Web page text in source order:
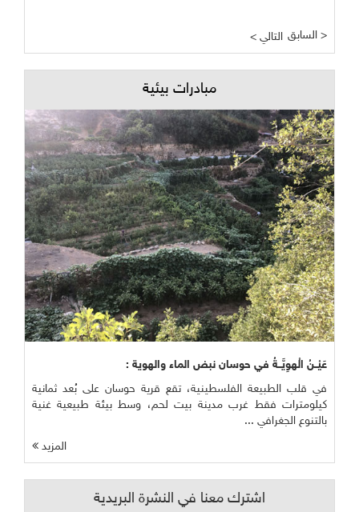
< التالي السابق >
مبادرات بيئية
عَيْــنُ الْهوِيَّــةُ في حوسان نبض الماء والهوية :
في قلب الطبيعة الفلسطينية، تقع قرية حوسان على بُعد ثمانية
كيلومترات فقط غرب مدينة بيت لحم، وسط بيئة طبيعية غنية
بالتنوع الجغرافي ...
المزيد
اشترك معنا في النشرة البريدية